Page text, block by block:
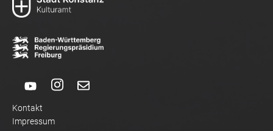
Kontakt
Impressum